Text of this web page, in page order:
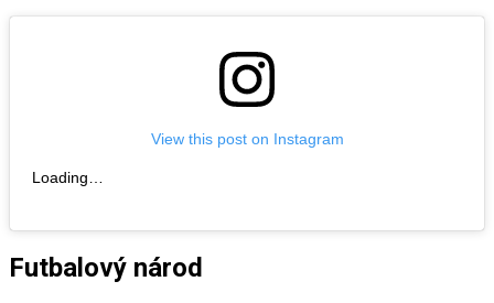
View this post on Instagram
Loading…
Futbalový národ